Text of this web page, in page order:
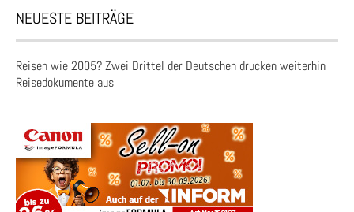
NEUESTE BEITRÄGE
Reisen wie 2005? Zwei Drittel der Deutschen drucken weiterhin
Reisedokumente aus